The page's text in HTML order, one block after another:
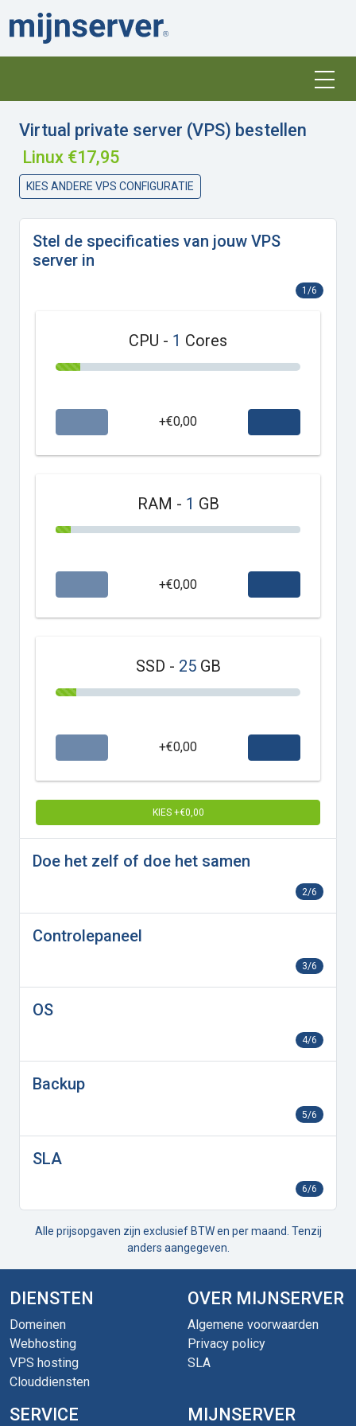
Virtual private server (VPS) bestellen
Linux €17,95
KIES ANDERE VPS CONFIGURATIE
Stel de specificaties van jouw VPS
server in
1/6
CPU - 1 Cores
+€0,00
RAM - 1 GB
+€0,00
SSD - 25GB
+€0,00
KIES +€0,00
Doe het zelf of doe het samen
2/6
Controlepaneel
3/6
OS
4/6
Backup
5/6
SLA
6/6
Alle prijsopgaven zijn exclusief BTW en per maand. Tenzij
anders aangegeven.
DIENSTEN
Domeinen
Webhosting
VPS hosting
Clouddiensten
OVER MIJNSERVER
Algemene voorwaarden
Privacy policy
SLA
SERVICE MIJNSERVER